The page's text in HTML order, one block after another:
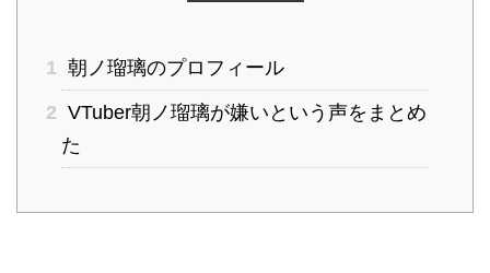
1 朝ノ瑠璃のプロフィール
2 VTuber朝ノ瑠璃が嫌いという声をまとめ
た